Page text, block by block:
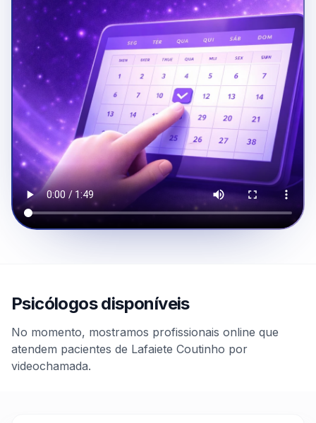
Psicólogos disponíveis
No momento, mostramos profissionais online que
atendem pacientes de Lafaiete Coutinho por
videochamada.